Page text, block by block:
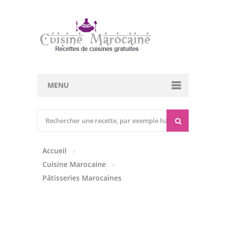
MENU
Entrées Froides
Tajines
Accueil
Cuisine Marocaine
Pâtisseries Marocaines